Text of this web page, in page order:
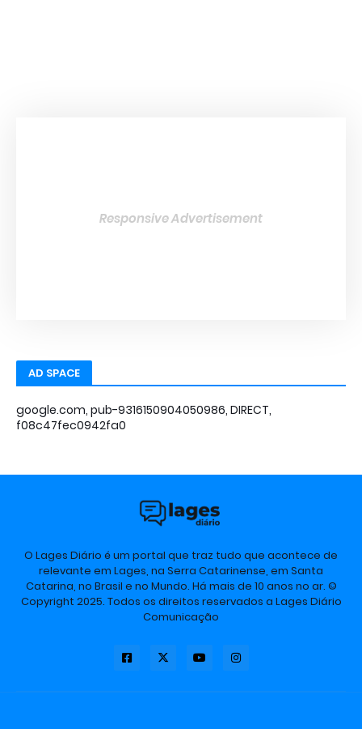
Responsive Advertisement
AD SPACE
google.com, pub-9316150904050986, DIRECT,
f08c47fec0942fa0
O Lages Diário é um portal que traz tudo que acontece de
relevante em Lages, na Serra Catarinense, em Santa
Catarina, no Brasil e no Mundo. Há mais de 10 anos no ar. ©
Copyright 2025. Todos os direitos reservados a Lages Diário
Comunicação